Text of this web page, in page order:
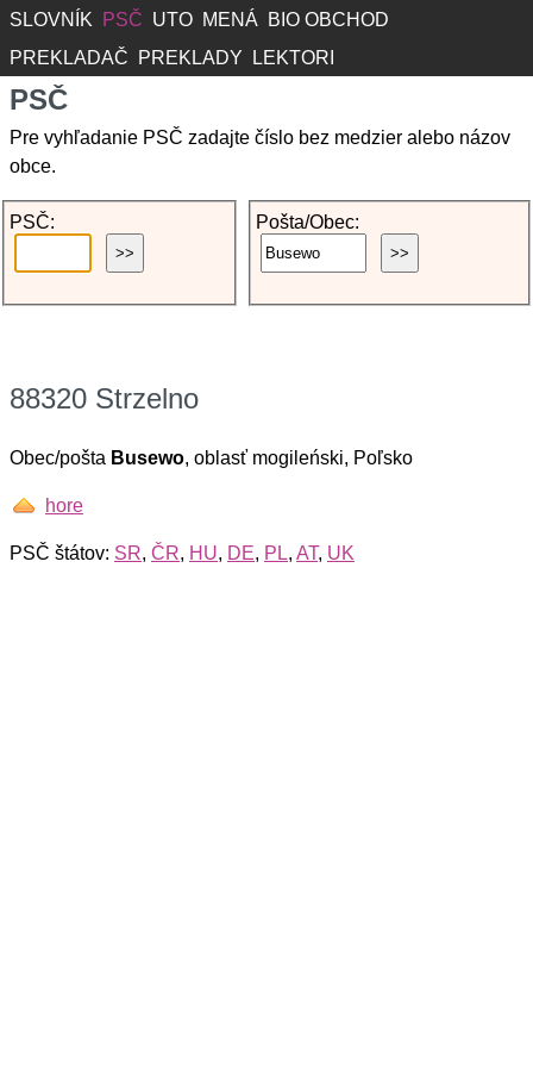
SLOVNÍK PSČ UTO MENÁ
BIO OBCHOD
PREKLADAČ
PREKLADY LEKTORI
PSČ
Pre vyhľadanie PSČ zadajte číslo bez medzier alebo názov
obce.
PSČ: Pošta/Obec:
88320 Strzelno
Obec/pošta Busewo, oblasť mogileński, Poľsko
hore
PSČ štátov: SR, ČR, HU, DE, PL, AT, UK